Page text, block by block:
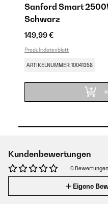
Sanford Smart
Schwarz
149,99 €
Produktdatenblatt
ARTIKELNUMMER: 10041358
Kundenbewertungen
0 Bewertungen
Eigene